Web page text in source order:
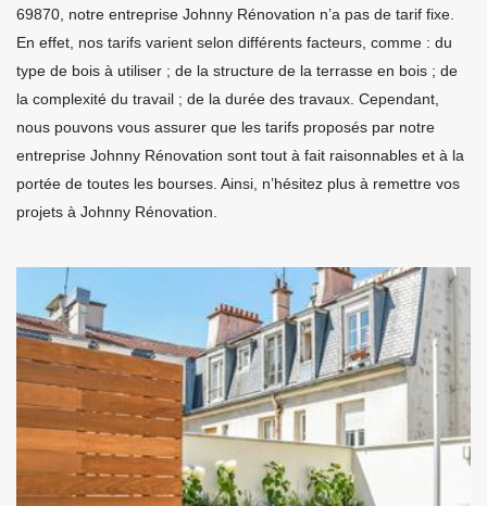
69870, notre entreprise Johnny Rénovation n’a pas de tarif fixe.
En effet, nos tarifs varient selon différents facteurs, comme : du
type de bois à utiliser ; de la structure de la terrasse en bois ; de
la complexité du travail ; de la durée des travaux. Cependant,
nous pouvons vous assurer que les tarifs proposés par notre
entreprise Johnny Rénovation sont tout à fait raisonnables et à la
portée de toutes les bourses. Ainsi, n’hésitez plus à remettre vos
projets à Johnny Rénovation.